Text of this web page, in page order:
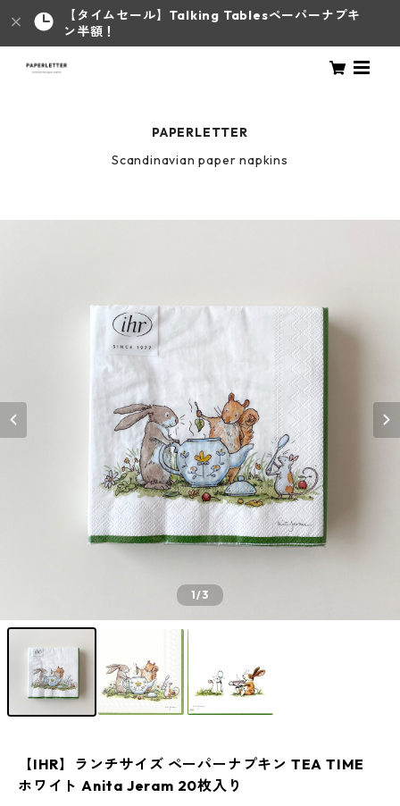
【タイムセール】Talking Tablesペーパーナプキ
ン半額！
PAPERLETTER
Scandinavian paper napkins
1/3
【IHR】ランチサイズ ペーパーナプキン TEA TIME
ホワイト Anita Jeram 20枚入り